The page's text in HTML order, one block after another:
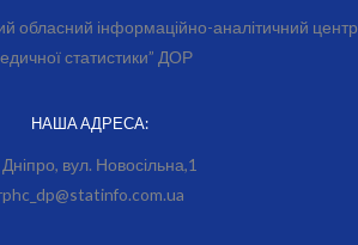
обласний інформаційно-аналітичний центр
статистики” ДОР
НАША АДРЕСА:
вул. Новосільна,1